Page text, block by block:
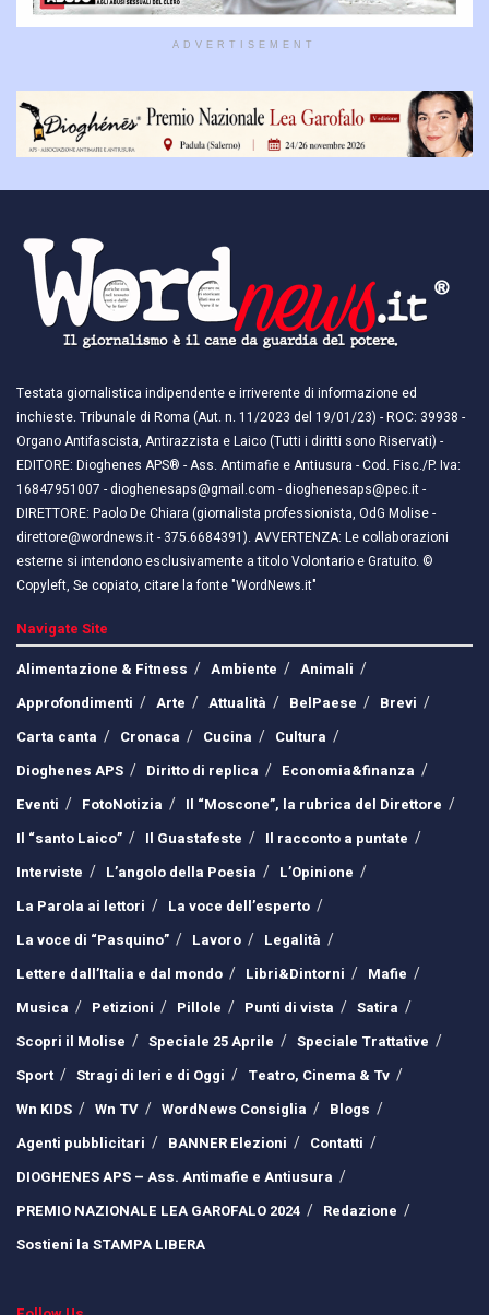
ADVERTISEMENT
Testata giornalistica indipendente e irriverente di informazione ed
inchieste. Tribunale di Roma (Aut. n. 11/2023 del 19/01/23) - ROC: 39938 -
Organo Antifascista, Antirazzista e Laico (Tutti i diritti sono Riservati) -
EDITORE: Dioghenes APS® - Ass. Antimafie e Antiusura - Cod. Fisc./P. Iva:
16847951007 - dioghenesaps@gmail.com - dioghenesaps@pec.it - ​​
DIRETTORE: Paolo De Chiara (giornalista professionista, OdG Molise -
direttore@wordnews.it - ​​375.6684391). AVVERTENZA: Le collaborazioni
esterne si intendono esclusivamente a titolo Volontario e Gratuito. ©
Copyleft, Se copiato, citare la fonte "WordNews.it"
Navigate Site
Alimentazione & Fitness
Ambiente
Animali
Approfondimenti
Arte Attualità BelPaese
Brevi
Carta canta
Cronaca Cucina
Cultura
Dioghenes APS
Diritto di replica
Economia&finanza
Eventi
FotoNotizia
Il “Moscone”, la rubrica del Direttore
Il “santo Laico”
Il Guastafeste
Il racconto a puntate
Interviste
L’angolo della Poesia
L’Opinione
La Parola ai lettori
La voce dell’esperto
La voce di “Pasquino”
Lavoro
Legalità
Lettere dall’Italia e dal mondo
Libri&Dintorni
Mafie
Musica
Petizioni Pillole Punti di vista
Satira
Scopri il Molise
Speciale 25 Aprile
Speciale Trattative
Sport
Stragi di Ieri e di Oggi
Teatro, Cinema & Tv
Wn KIDS
Wn TV WordNews Consiglia
Blogs
Agenti pubblicitari
BANNER Elezioni
Contatti
DIOGHENES APS – Ass. Antimafie e Antiusura
PREMIO NAZIONALE LEA GAROFALO 2024
Redazione
Sostieni la STAMPA LIBERA